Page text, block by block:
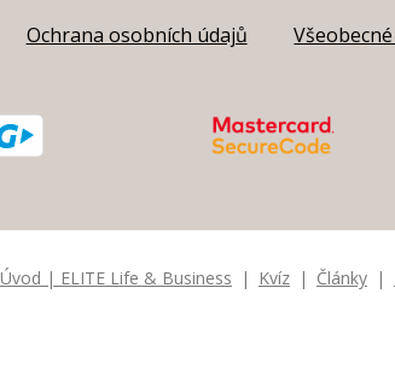
Ochrana osobních údajů
Úvod | ELITE Life & Business Kvíz Články